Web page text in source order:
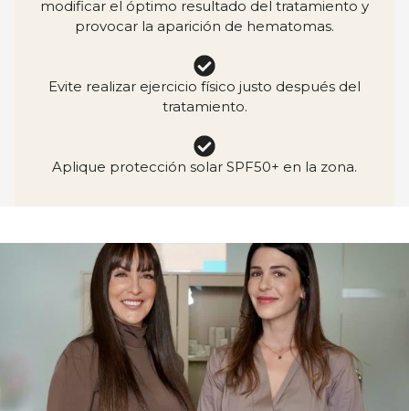
modificar el óptimo resultado del tratamiento y
provocar la aparición de hematomas.
Evite realizar ejercicio físico justo después del
tratamiento.
Aplique protección solar SPF50+ en la zona.